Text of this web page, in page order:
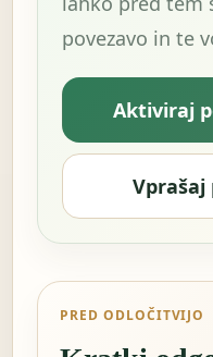
povezavo in te
Aktiviraj
Vprašaj
PRED ODLOČITVIJO